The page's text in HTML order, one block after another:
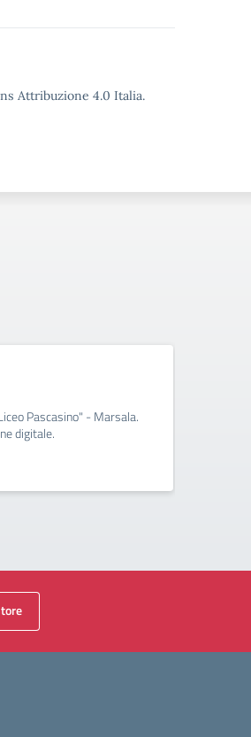
Attribuzione 4.0 Italia.
Pascasino" - Marsala.
digitale.